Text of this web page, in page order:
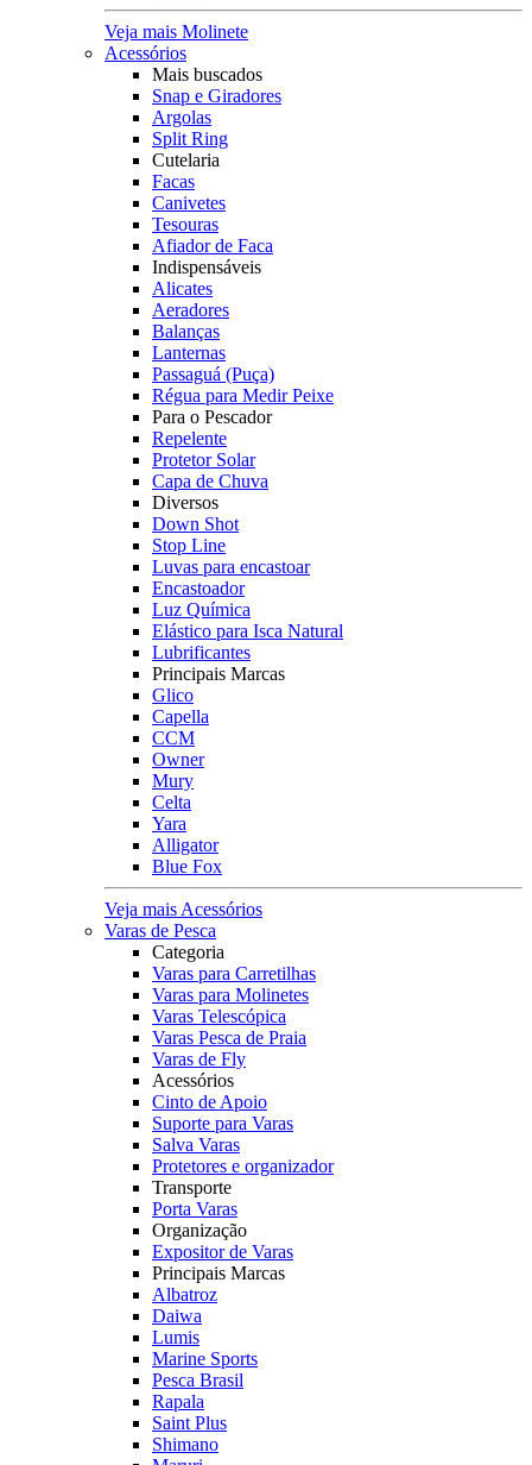
Veja mais Molinete
Acessórios
Mais buscados
Snap e Giradores
Argolas
Split Ring
Cutelaria
Facas
Canivetes
Tesouras
Afiador de Faca
Indispensáveis
Alicates
Aeradores
Balanças
Lanternas
Passaguá (Puça)
Régua para Medir Peixe
Para o Pescador
Repelente
Protetor Solar
Capa de Chuva
Diversos
Down Shot
Stop Line
Luvas para encastoar
Encastoador
Luz Química
Elástico para Isca Natural
Lubrificantes
Principais Marcas
Glico
Capella
CCM
Owner
Mury
Celta
Yara
Alligator
Blue Fox
Veja mais Acessórios
Varas de Pesca
Categoria
Varas para Carretilhas
Varas para Molinetes
Varas Telescópica
Varas Pesca de Praia
Varas de Fly
Acessórios
Cinto de Apoio
Suporte para Varas
Salva Varas
Protetores e organizador
Transporte
Porta Varas
Organização
Expositor de Varas
Principais Marcas
Albatroz
Daiwa
Lumis
Marine Sports
Pesca Brasil
Rapala
Saint Plus
Shimano